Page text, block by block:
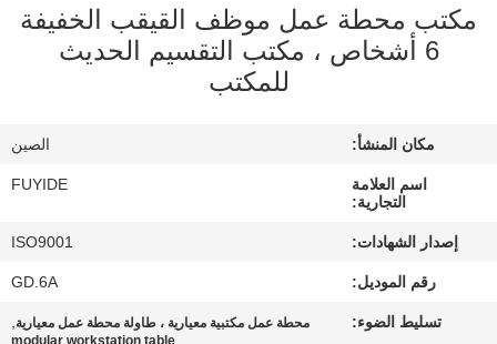
في
المعمل
مراقبة
اتصل
مكتب محطة عمل موظف القيقب الخفيفة
6 أشخاص ، مكتب التقسيم الحديث
للمكتب
مكان المنشأ: الصين
اسم العلامة
التجارية:
FUYIDE
إصدار الشهادات: ISO9001
رقم الموديل: GD.6A
تسليط الضوء: محطة عمل مكتبية معيارية ، طاولة محطة عمل معيارية,